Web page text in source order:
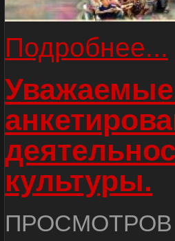
Подробнее...
Уважаемые
культуры.
ПРОСМОТРОВ